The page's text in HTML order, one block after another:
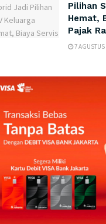
Pilihan
Hemat,
Pajak
7 AGUSTUS